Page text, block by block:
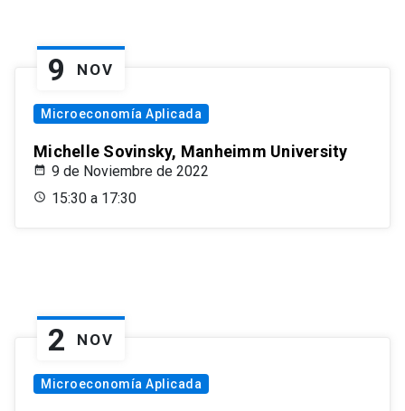
9 NOV
Microeconomía Aplicada
Michelle Sovinsky, Manheimm University
9 de Noviembre de 2022
15:30 a 17:30
2 NOV
Microeconomía Aplicada